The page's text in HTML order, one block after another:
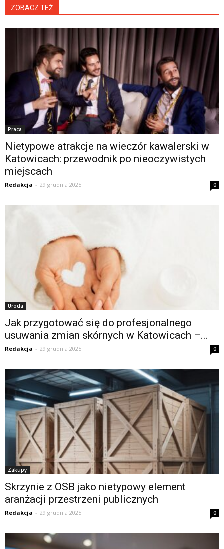
ZOBACZ TEŻ
Praca
Nietypowe atrakcje na wieczór kawalerski w
Katowicach: przewodnik po nieoczywistych
miejscach
Redakcja - 29 grudnia 2025 0
Uroda
Jak przygotować się do profesjonalnego
usuwania zmian skórnych w Katowicach –...
Redakcja - 29 grudnia 2025 0
Zakupy
Skrzynie z OSB jako nietypowy element
aranżacji przestrzeni publicznych
Redakcja - 29 grudnia 2025 0